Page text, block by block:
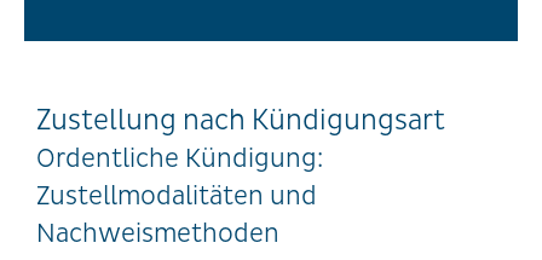
Zustellung nach Kündigungsart
Ordentliche Kündigung:
Zustellmodalitäten und
Nachweismethoden